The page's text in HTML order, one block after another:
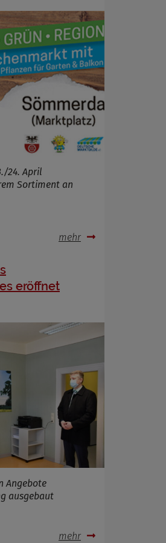
24. April
Sortiment an
mehr
eröffnet
Angebote
ausgebaut
mehr